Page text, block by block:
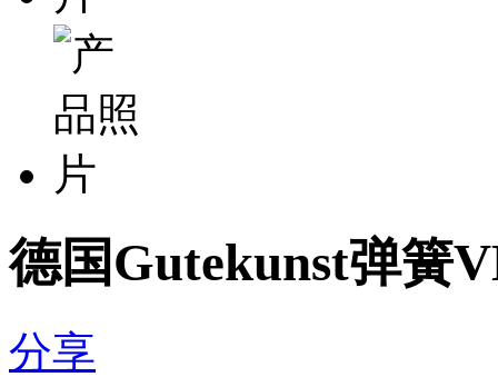
德国Gutekunst弹簧
分享